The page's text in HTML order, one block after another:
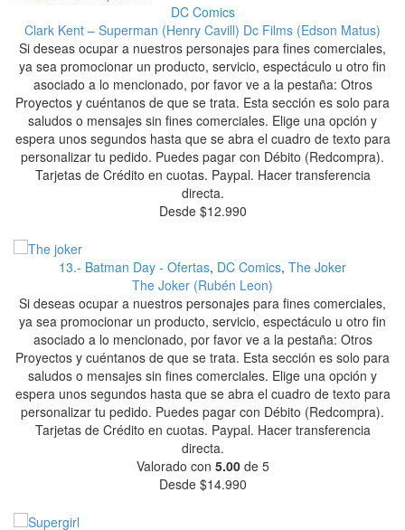
DC Comics
Clark Kent – Superman (Henry Cavill) Dc Films (Edson Matus)
Si deseas ocupar a nuestros personajes para fines comerciales,
ya sea promocionar un producto, servicio, espectáculo u otro fin
asociado a lo mencionado, por favor ve a la pestaña: Otros
Proyectos y cuéntanos de que se trata. Esta sección es solo para
saludos o mensajes sin fines comerciales. Elige una opción y
espera unos segundos hasta que se abra el cuadro de texto para
personalizar tu pedido. Puedes pagar con Débito (Redcompra).
Tarjetas de Crédito en cuotas. Paypal. Hacer transferencia
directa.
Desde $12.990
13.- Batman Day - Ofertas, DC Comics, The Joker
The Joker (Rubén Leon)
Si deseas ocupar a nuestros personajes para fines comerciales,
ya sea promocionar un producto, servicio, espectáculo u otro fin
asociado a lo mencionado, por favor ve a la pestaña: Otros
Proyectos y cuéntanos de que se trata. Esta sección es solo para
saludos o mensajes sin fines comerciales. Elige una opción y
espera unos segundos hasta que se abra el cuadro de texto para
personalizar tu pedido. Puedes pagar con Débito (Redcompra).
Tarjetas de Crédito en cuotas. Paypal. Hacer transferencia
directa.
Valorado con 5.00de 5
Desde $14.990